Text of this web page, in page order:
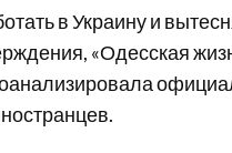
в Украину и
«Одесская